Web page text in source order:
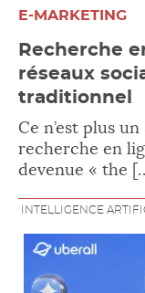
E-MARKETING
Recherche
réseaux
traditionnel
Ce n’est plus un
recherche en
devenue « the
INTELLIGENCE